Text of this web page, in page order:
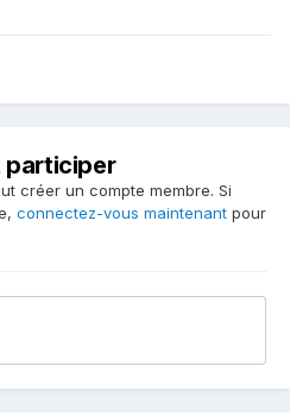
participer
créer un compte membre. Si
connectez-vous maintenant pour